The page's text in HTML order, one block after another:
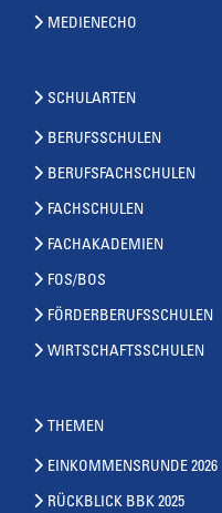
MEDIENECHO
SCHULARTEN
BERUFSSCHULEN
BERUFSFACHSCHULEN
FACHSCHULEN
FACHAKADEMIEN
FOS/BOS
FÖRDERBERUFSSCHULEN
WIRTSCHAFTSSCHULEN
THEMEN
EINKOMMENSRUNDE 2026
RÜCKBLICK BBK 2025